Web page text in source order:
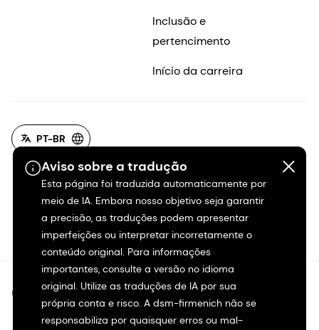
Aviso sobre a tradução
Esta página foi traduzida automaticamente por
meio de IA. Embora nosso objetivo seja garantir
a precisão, as traduções podem apresentar
imperfeições ou interpretar incorretamente o
conteúdo original. Para informações
importantes, consulte a versão no idioma
original. Utilize as traduções de IA por sua
própria conta e risco. A dsm-firmenich não se
responsabiliza por quaisquer erros ou mal-
Inclusão e
pertencimento
Início da carreira
PT-BR
©2026 dsm-firmenich. Todos os direitos reservados.